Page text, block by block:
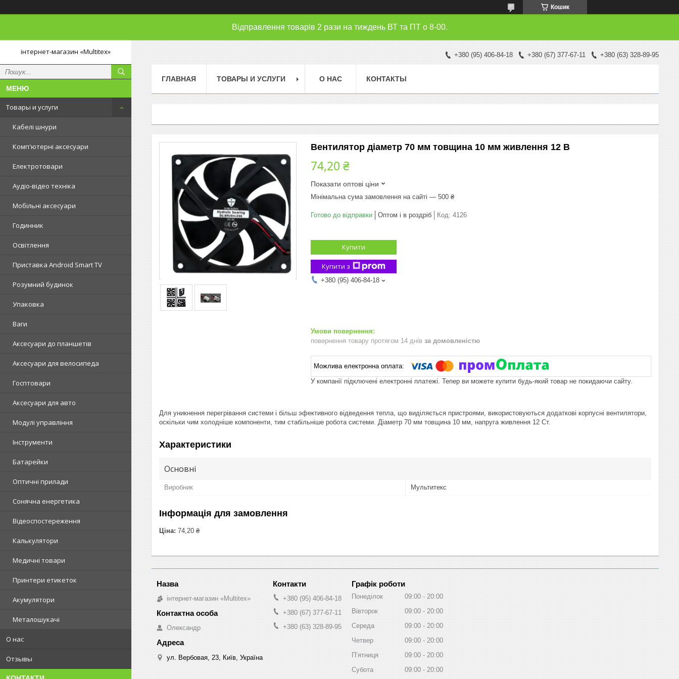
Кошик
Відправлення товарів 2 рази на тиждень ВТ та ПТ о 8-00.
інтернет-магазин «Multitex»
Товары и услуги
Кабелі шнури
Комп'ютерні аксесуари
Електротовари
Аудіо-відео техніка
Мобільні аксесуари
Годинник
Освітлення
Приставка Android Smart TV
Розумний будинок
Упаковка
Ваги
Аксесуари до планшетів
Аксесуари для велосипеда
Госптовари
Аксесуари для авто
Модулі управління
Інструменти
Батарейки
Оптичні прилади
Сонячна енергетика
Відеоспостереження
Калькулятори
Медичні товари
Принтери етикеток
Акумулятори
Металошукачі
О нас
Отзывы
+380 (95) 406-84-18 +380 (67) 377-67-11 +380 (63) 328-89-95
ГЛАВНАЯ ТОВАРЫ И УСЛУГИ О НАС КОНТАКТЫ
Вентилятор діаметр 70 мм товщина 10 мм живлення 12 В
74,20 ₴
Показати оптові ціни
Мінімальна сума замовлення на сайті — 500 ₴
Готово до відправки Оптом і в роздріб Код: 4126
Купити
Купити з
+380 (95) 406-84-18
повернення товару протягом 14 днів за домовленістю
У компанії підключені електронні платежі. Тепер ви можете купити будь-який товар не покидаючи сайту.
Для уникнення перегрівання системи і більш эфективного відведення тепла, що виділяється пристроями, використовуються додаткові корпусні вентилятори,
оскільки чим холодніше компоненти, тим стабільніше робота системи. Діаметр 70 мм товщина 10 мм, напруга живлення 12 Ст.
Характеристики
Основні
Виробник Мультитекс
Інформація для замовлення
Ціна: 74,20 ₴
інтернет-магазин «Multitex»
Олександр
ул. Вербовая, 23, Київ, Україна
+380 (95) 406-84-18
+380 (67) 377-67-11
+380 (63) 328-89-95
Графік роботи
Понеділок 09:00
20:00
Вівторок
09:00
20:00
Середа
09:00
20:00
Четвер
09:00
20:00
Пʼятниця
09:00
20:00
Субота
09:00 20:00